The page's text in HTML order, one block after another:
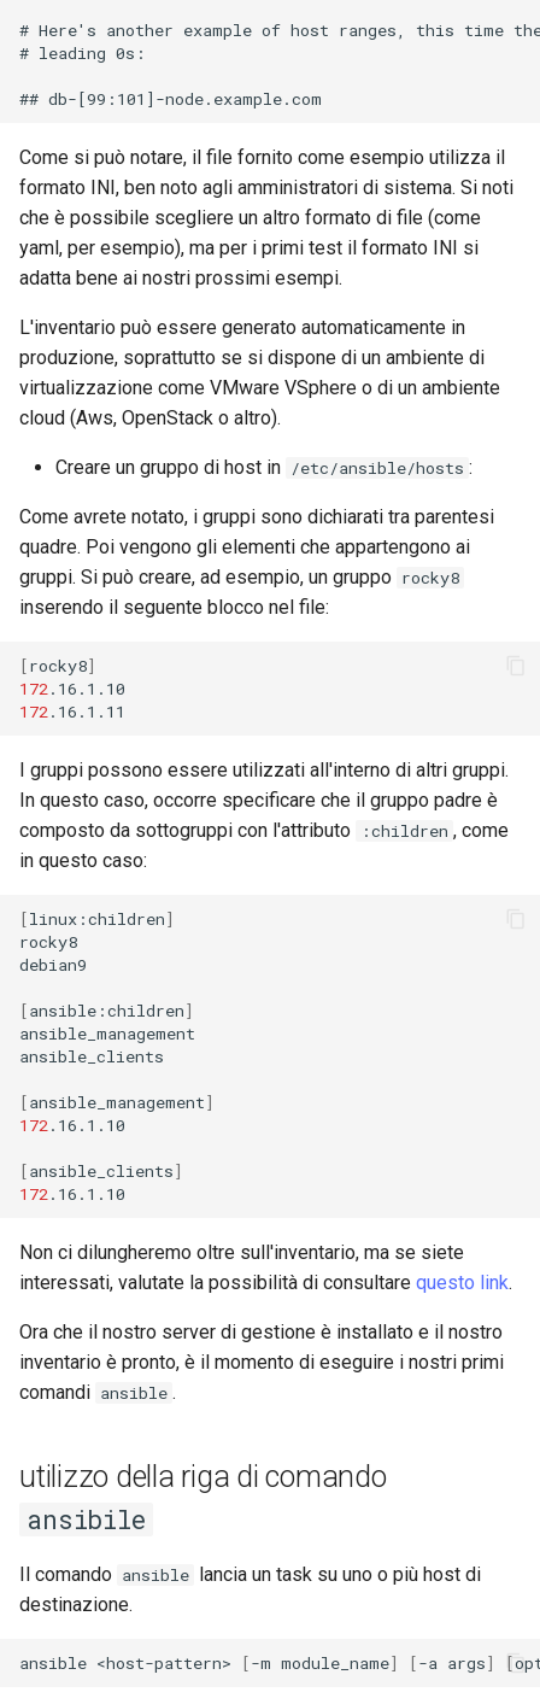
# Here's another example of host ranges, this time
# leading 0s:
Come si può notare, il file fornito come esempio utilizza il
formato INI, ben noto agli amministratori di sistema. Si noti
che è possibile scegliere un altro formato di file (come
yaml, per esempio), ma per i primi test il formato INI si
adatta bene ai nostri prossimi esempi.
L'inventario può essere generato automaticamente in
produzione, soprattutto se si dispone di un ambiente di
virtualizzazione come VMware VSphere o di un ambiente
cloud (Aws, OpenStack o altro).
Creare un gruppo di host in /etc/ansible/hosts :
Come avrete notato, i gruppi sono dichiarati tra parentesi
quadre. Poi vengono gli elementi che appartengono ai
gruppi. Si può creare, ad esempio, un gruppo rocky8
inserendo il seguente blocco nel file:
[rocky8]
172
172
I gruppi possono essere utilizzati all'interno di altri gruppi.
In questo caso, occorre specificare che il gruppo padre è
composto da sottogruppi con l'attributo
:children , come
in questo caso:
[linux:children]
rocky8
debian9
[ansible:children]
ansible_management
ansible_clients
[ansible_management]
172 .16.1.10
[ansible_clients]
172
Non ci dilungheremo oltre sull'inventario, ma se siete
interessati, valutate la possibilità di consultare questo link.
Ora che il nostro server di gestione è installato e il nostro
inventario è pronto, è il momento di eseguire i nostri primi
comandi ansible .
utilizzo della riga di comando
ansibile
Il comando ansible lancia un task su uno o più host di
destinazione.
ansible <host-pattern> [-m module_name] [-a args] [